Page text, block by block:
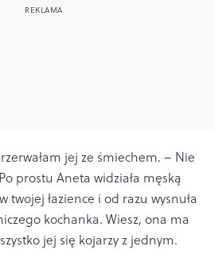
jej ze śmiechem. – Nie
prostu Aneta widziała męską
twojej łazience i od razu wysnuła
kochanka. Wiesz, ona ma
jej się kojarzy z jednym.